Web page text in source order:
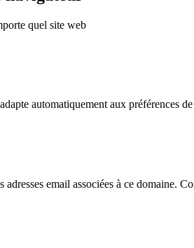
quel site web
automatiquement aux
email associées à ce domaine.